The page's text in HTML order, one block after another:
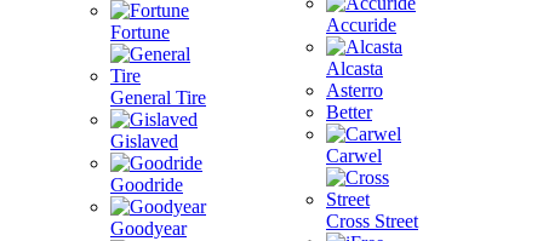
Fortune
General Tire
Gislaved
Goodride
Goodyear
Accuride
Alcasta
Asterro
Better
Carwel
Cross Street